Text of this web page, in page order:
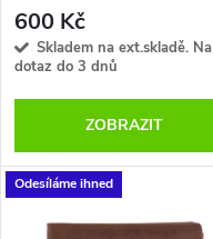
r
o
d
u
r
o
d
600 Kč
Skladem na ext.skladě. Na
dotaz do 3 dnů
ZOBRAZIT
Odesíláme ihned